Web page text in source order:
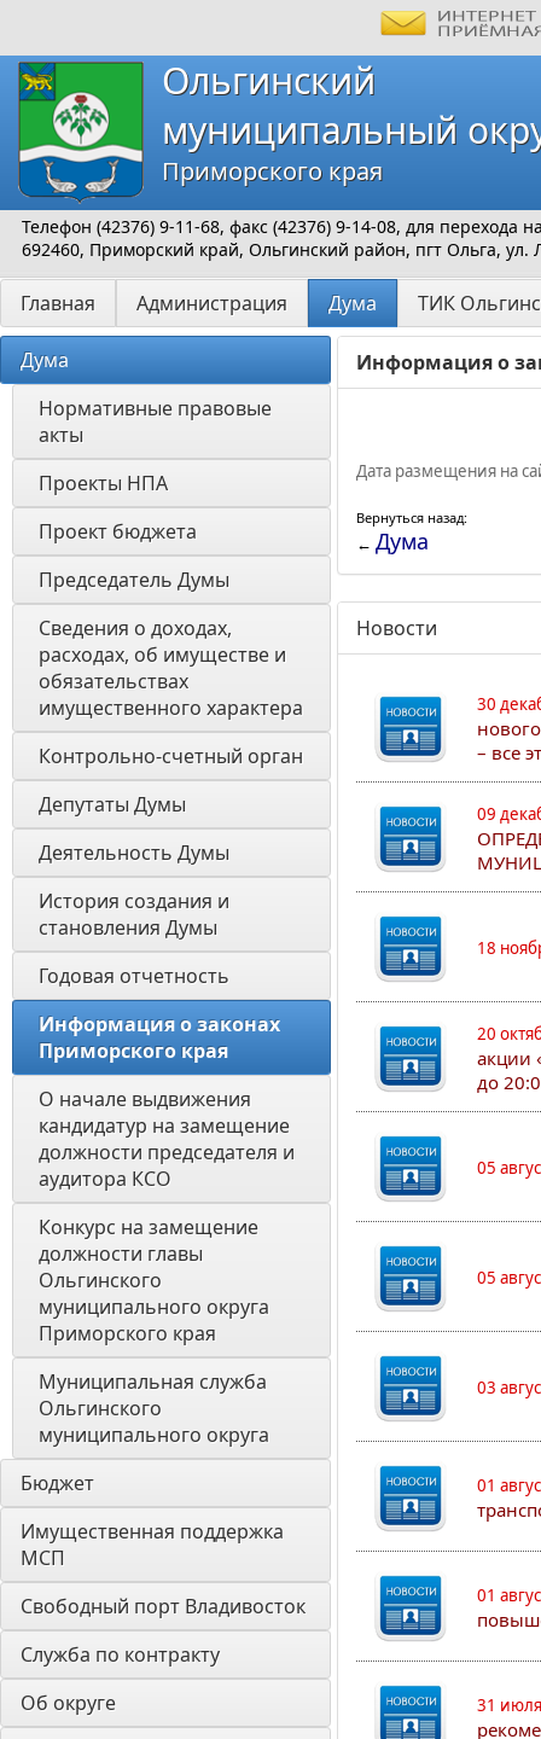
Ольгинский
муниципальный
Приморского края
Телефон (42376) 9-11-68, факс (42376) 9-14-08, для перехода
692460, Приморский край, Ольгинский район, пгт Ольга, ул.
Главная Администрация Дума ТИК
Дума
Нормативные правовые
акты
Проекты НПА
Проект бюджета
Председатель Думы
Сведения о доходах,
расходах, об имуществе и
обязательствах
имущественного характера
Контрольно-счетный орган
Депутаты Думы
Деятельность Думы
История создания и
становления Думы
Годовая отчетность
Информация о законах
Приморского края
О начале выдвижения
кандидатур на замещение
должности председателя и
аудитора КСО
Конкурс на замещение
должности главы
Ольгинского
муниципального округа
Приморского края
Муниципальная служба
Ольгинского
муниципального округа
Бюджет
Имущественная поддержка
МСП
Свободный порт Владивосток
Служба по контракту
Об округе
Информация о
Дата размещения на
Вернуться назад:
← Дума
Новости
30
– все
09
18
20
акции
до
05
05
03
01
01
31